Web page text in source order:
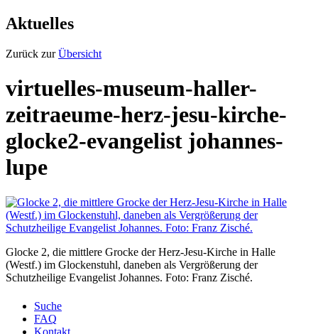
Aktuelles
Zurück zurÜbersicht
virtuelles-museum-haller-
zeitraeume-herz-jesu-kirche-
glocke2-evangelist johannes-
lupe
Glocke 2, die mittlere Grocke der Herz-Jesu-Kirche in Halle
(Westf.) im Glockenstuhl, daneben als Vergrößerung der
Schutzheilige Evangelist Johannes. Foto: Franz Zisché.
Suche
FAQ
Kontakt